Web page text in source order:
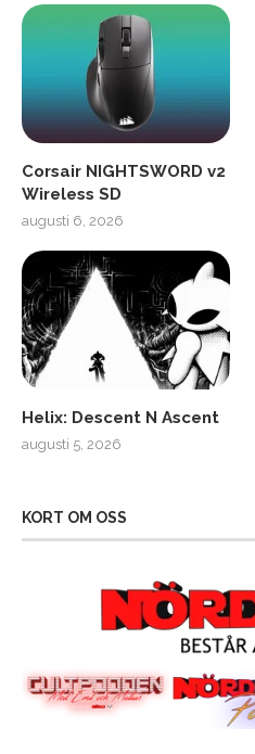
Corsair NIGHTSWORD v2
Wireless SD
augusti 6, 2026
Helix: Descent N Ascent
augusti 5, 2026
KORT OM OSS